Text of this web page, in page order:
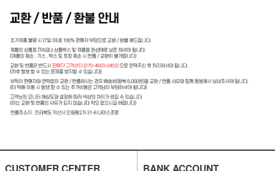
CUSTOMER CENTER BANK ACCOUNT